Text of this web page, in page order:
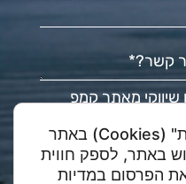
מאתר קמפ סהרה
מאתר קמפ
שלח
אנו משתמשים בקבצי "עוגיות" (Cookies) באתר
באתר, לספק חווית
הפרסום במדיות